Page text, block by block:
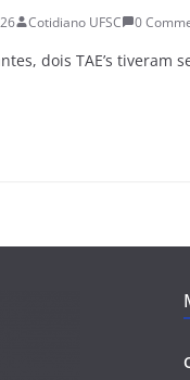
Cotidiano UFSC 0
dois TAE’s